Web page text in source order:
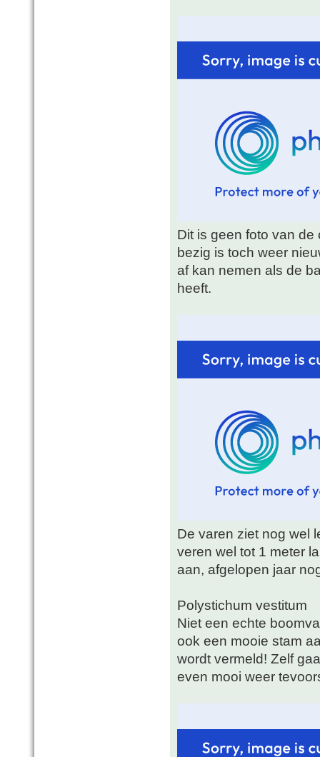
Dit is geen foto van
bezig is toch weer
af kan nemen als de
heeft.
De varen ziet nog wel
veren wel tot 1 meter
aan, afgelopen jaar
Polystichum vestitum
Niet een echte
ook een mooie stam
wordt vermeld! Zelf
even mooi weer